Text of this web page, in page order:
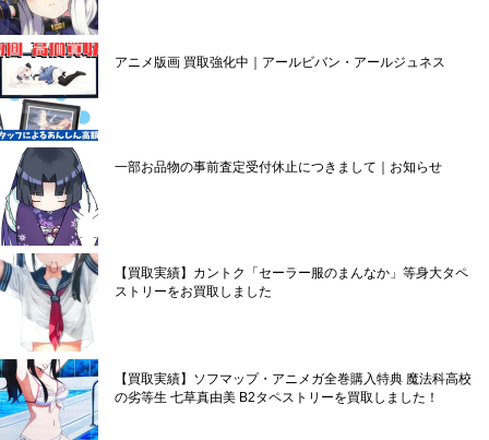
アニメ版画 買取強化中｜アールビバン・アールジュネス
一部お品物の事前査定受付休止につきまして｜お知らせ
【買取実績】カントク「セーラー服のまんなか」等身大タペ
ストリーをお買取しました
【買取実績】ソフマップ・アニメガ全巻購入特典 魔法科高校
の劣等生 七草真由美 B2タペストリーを買取しました！